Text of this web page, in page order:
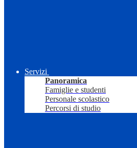
Servizi
Panoramica
Famiglie e studenti
Personale scolastico
Percorsi di studio